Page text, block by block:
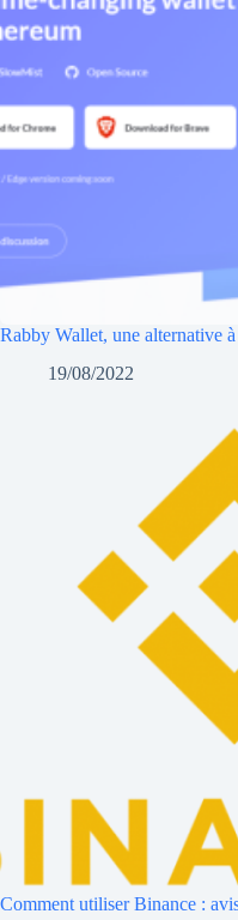
Rabby Wallet, une alternative
19/08/2022
Comment utiliser Binance :